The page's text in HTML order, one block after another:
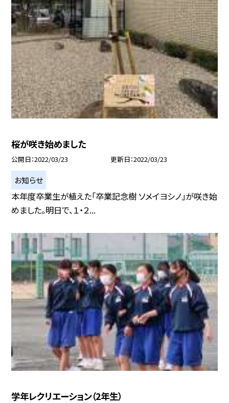
桜が咲き始めました
公開日 2022/03/23 更新日 2022/03/23
お知らせ
本年度卒業生が植えた「卒業記念樹 ソメイヨシノ」が咲き始
めました。明日で、１・２...
学年レクリエーション（2年生）